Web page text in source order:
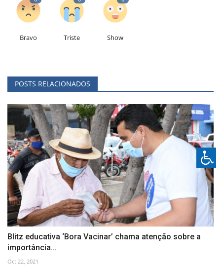
Bravo Triste Show
POSTS RELACIONADOS
Blitz educativa ‘Bora Vacinar’ chama atenção sobre a
importância...
Oct 22, 2021